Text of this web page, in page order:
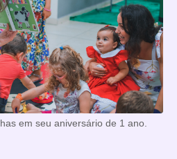
em seu aniversário de 1 ano.